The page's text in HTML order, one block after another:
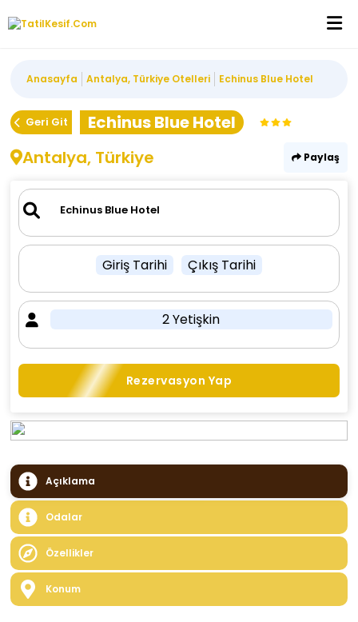
Anasayfa Antalya, Türkiye Otelleri Echinus Blue Hotel
Geri Git
Echinus Blue Hotel
Antalya, Türkiye
Paylaş
Giriş Tarihi Çıkış Tarihi
2 Yetişkin
Rezervasyon Yap
Açıklama
Odalar
Özellikler
Konum